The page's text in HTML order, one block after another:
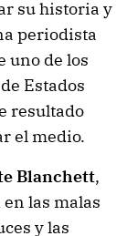
su historia y
periodista
uno de los
Estados
resultado
el medio.
Blanchett,
las malas
y las